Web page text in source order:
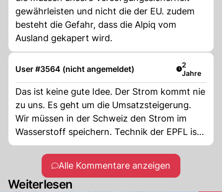
gewährleisten und nicht die der EU. zudem
besteht die Gefahr, dass die Alpiq vom
Ausland gekapert wird.
User #3564 (nicht angemeldet) Artikel
2
Jahre
Das ist keine gute Idee. Der Strom kommt nie
zu uns. Es geht um die Umsatzsteigerung.
Wir müssen in der Schweiz den Strom im
Wasserstoff speichern. Technik der EPFL ist
längst am Markt, nur die Medien haben es
immer noch nicht begriffen.
Alle Kommentare anzeigen
Weiterlesen